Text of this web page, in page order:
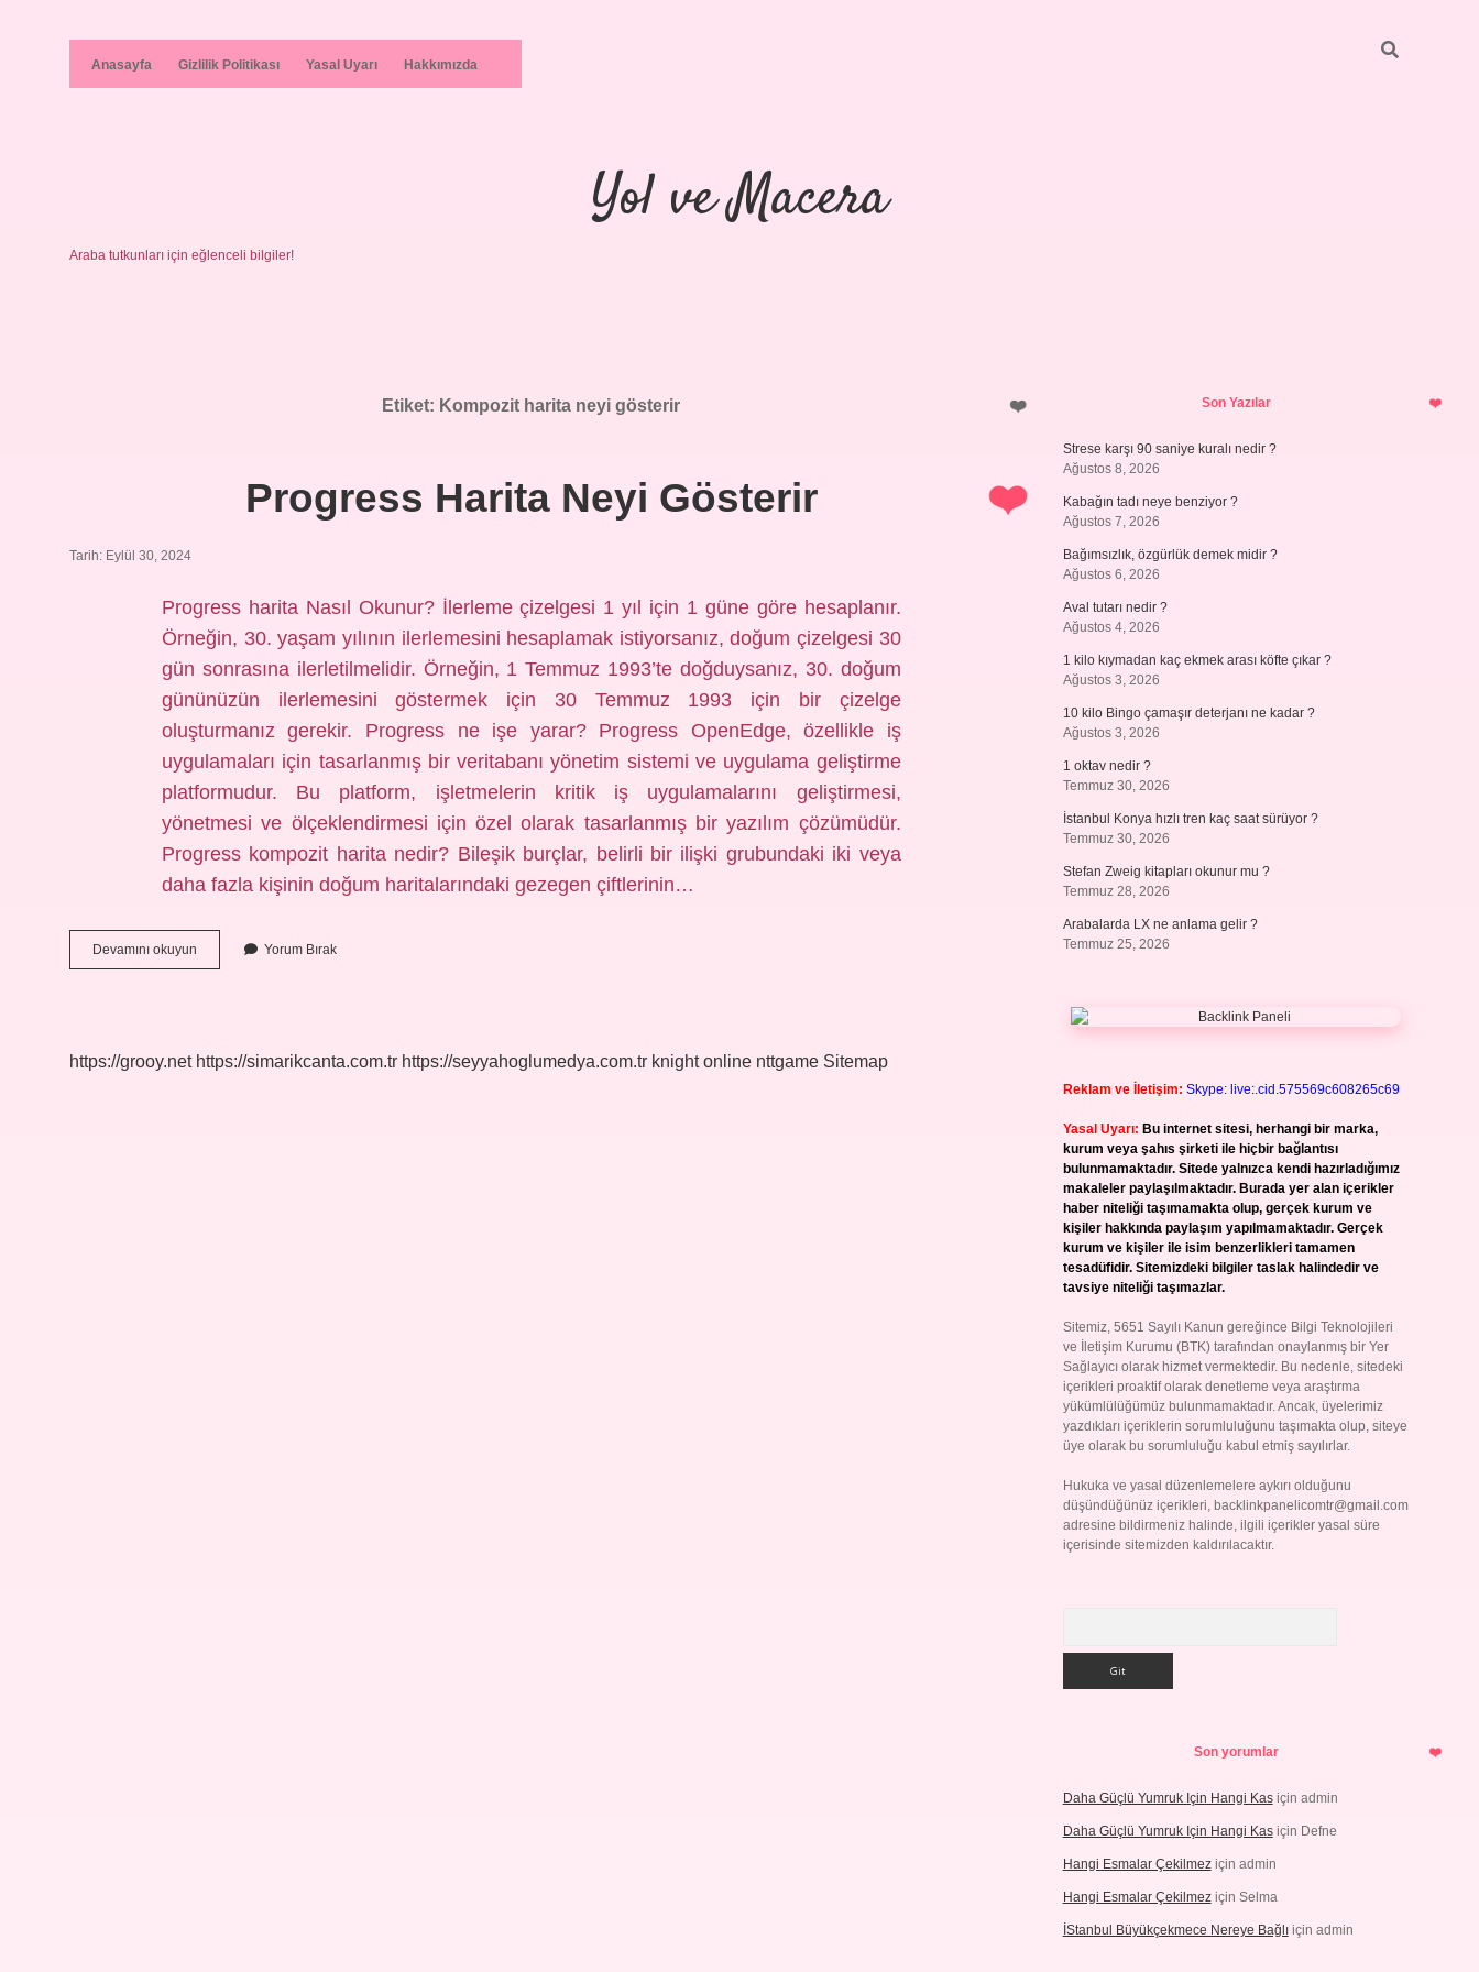
Anasayfa Gizlilik Politikası Yasal Uyarı Hakkımızda
Yol ve Macera
Araba tutkunları için eğlenceli bilgiler!
Etiket: Kompozit harita neyi gösterir
Progress Harita Neyi Gösterir
Tarih: Eylül 30, 2024
Progress harita Nasıl Okunur? İlerleme çizelgesi 1 yıl için 1 güne göre hesaplanır.
Örneğin, 30. yaşam yılının ilerlemesini hesaplamak istiyorsanız, doğum çizelgesi 30
gün sonrasına ilerletilmelidir. Örneğin, 1 Temmuz 1993’te doğduysanız, 30. doğum
gününüzün ilerlemesini göstermek için 30 Temmuz 1993 için bir çizelge
oluşturmanız gerekir. Progress ne işe yarar? Progress OpenEdge, özellikle iş
uygulamaları için tasarlanmış bir veritabanı yönetim sistemi ve uygulama geliştirme
platformudur. Bu platform, işletmelerin kritik iş uygulamalarını geliştirmesi,
yönetmesi ve ölçeklendirmesi için özel olarak tasarlanmış bir yazılım çözümüdür.
Progress kompozit harita nedir? Bileşik burçlar, belirli bir ilişki grubundaki iki veya
daha fazla kişinin doğum haritalarındaki gezegen çiftlerinin…
Devamını okuyun Progress
Harita
Yorum Bırak
https://grooy.net https://simarikcanta.com.tr https://seyyahoglumedya.com.tr knight online nttgame Sitemap
SidebarSon Yazılar
Strese karşı 90 saniye kuralı nedir ?
Ağustos 8, 2026
Kabağın tadı neye benziyor ?
Ağustos 7, 2026
Bağımsızlık, özgürlük demek midir ?
Ağustos 6, 2026
Aval tutarı nedir ?
Ağustos 4, 2026
1 kilo kıymadan kaç ekmek arası köfte çıkar ?
Ağustos 3, 2026
10 kilo Bingo çamaşır deterjanı ne kadar ?
Ağustos 3, 2026
1 oktav nedir ?
Temmuz 30, 2026
İstanbul Konya hızlı tren kaç saat sürüyor ?
Temmuz 30, 2026
Stefan Zweig kitapları okunur mu ?
Temmuz 28, 2026
Arabalarda LX ne anlama gelir ?
Temmuz 25, 2026
Reklam ve İletişim: Skype: live:.cid.575569c608265c69
Yasal Uyarı: Bu internet sitesi, herhangi bir marka,
kurum veya şahıs şirketi ile hiçbir bağlantısı
bulunmamaktadır. Sitede yalnızca kendi hazırladığımız
makaleler paylaşılmaktadır. Burada yer alan içerikler
haber niteliği taşımamakta olup, gerçek kurum ve
kişiler hakkında paylaşım yapılmamaktadır. Gerçek
kurum ve kişiler ile isim benzerlikleri tamamen
tesadüfidir. Sitemizdeki bilgiler taslak halindedir ve
tavsiye niteliği taşımazlar.
Sitemiz, 5651 Sayılı Kanun gereğince Bilgi Teknolojileri
ve İletişim Kurumu (BTK) tarafından onaylanmış bir Yer
Sağlayıcı olarak hizmet vermektedir. Bu nedenle, sitedeki
içerikleri proaktif olarak denetleme veya araştırma
yükümlülüğümüz bulunmamaktadır. Ancak, üyelerimiz
yazdıkları içeriklerin sorumluluğunu taşımakta olup, siteye
üye olarak bu sorumluluğu kabul etmiş sayılırlar.
Hukuka ve yasal düzenlemelere aykırı olduğunu
düşündüğünüz içerikleri, backlinkpanelicomtr@gmail.com
adresine bildirmeniz halinde, ilgili içerikler yasal süre
içerisinde sitemizden kaldırılacaktır.
Son yorumlar
Daha Güçlü Yumruk Için Hangi Kasiçin admin
Daha Güçlü Yumruk Için Hangi Kasiçin Defne
Hangi Esmalar Çekilmeziçin admin
Hangi Esmalar Çekilmeziçin Selma
İStanbul Büyükçekmece Nereye Bağlıiçin admin